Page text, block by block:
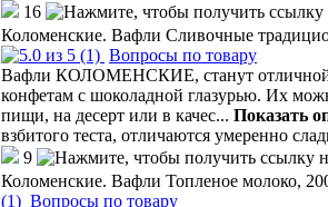
16
Коломенские. Вафли Сливочные
(1) Вопросы по товару
Вафли КОЛОМЕНСКИЕ, станут отличной
конфетам с шоколадной глазурью. Их
пищи, на десерт или в качес... Показать
взбитого теста, отличаются умеренно
9
Коломенские. Вафли Топленое молоко,
(1) Вопросы по товару